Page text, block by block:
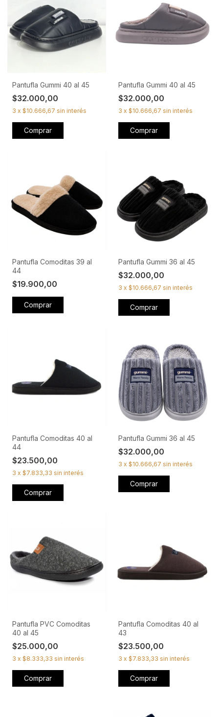
Pantufla Gummi 40 al 45
$32.000,00
3 x $10.666,67 sin interés
Comprar
Pantufla Gummi 40 al 45
$32.000,00
3 x $10.666,67 sin interés
Comprar
Pantufla Comoditas 39 al
44
$19.900,00
Comprar
Pantufla Gummi 36 al 45
$32.000,00
3 x $10.666,67 sin interés
Comprar
Pantufla Comoditas 40 al
44
$23.500,00
3 x $7.833,33 sin interés
Comprar
Pantufla Gummi 36 al 45
$32.000,00
3 x $10.666,67 sin interés
Comprar
Pantufla PVC Comoditas
40 al 45
$25.000,00
3 x $8.333,33 sin interés
Comprar
Pantufla Comoditas 40 al
43
$23.500,00
3 x $7.833,33 sin interés
Comprar